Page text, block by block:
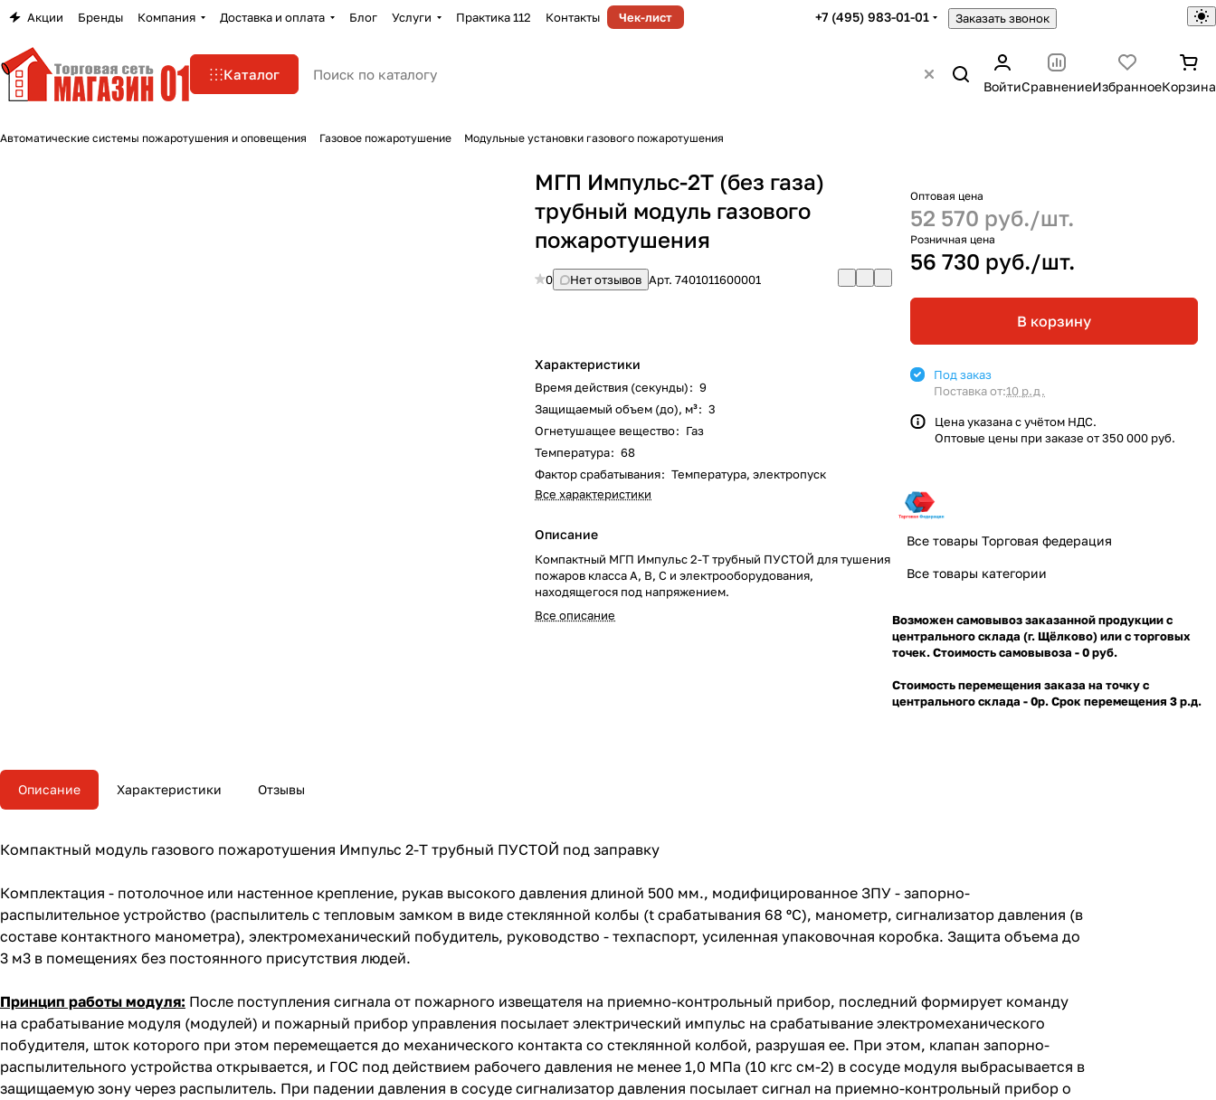
Акции Бренды Компания Доставка и оплата Блог Услуги Практика 112 Контакты Чек-лист +7 (495) 983-01-01 Заказать звонок
Каталог
ВойтиСравнениеИзбранноеКорзина
Автоматические системы пожаротушения и оповещения Газовое пожаротушение Модульные установки газового пожаротушения
МГП Импульс-2Т (без газа)
трубный модуль газового
пожаротушения
0 Нет отзывов Арт.7401011600001
Характеристики
Время действия (секунды): 9
Защищаемый объем (до), м³: 3
Огнетушащее вещество: Газ
Температура: 68
Фактор срабатывания: Температура, электропуск
Все характеристики
Описание
Компактный МГП Импульс 2-Т трубный ПУСТОЙ для тушения
пожаров класса А, В, С и электрооборудования,
находящегося под напряжением.
Все описание
Оптовая цена
52 570 руб./шт.
Розничная цена
56 730 руб./шт.
В корзину
Под заказ
Поставка от:10 р.д.
Цена указана с учётом НДС.
Оптовые цены при заказе от 350 000 руб.
Все товары Торговая федерация
Все товары категории
Возможен самовывоз заказанной продукции с
центрального склада (г. Щёлково) или с торговых
точек. Стоимость самовывоза - 0 руб.
Стоимость перемещения заказа на точку с
центрального склада - 0р. Срок перемещения 3 р.д.
Описание Характеристики Отзывы
Компактный модуль газового пожаротушения Импульс 2-Т трубный ПУСТОЙ под заправку
Комплектация - потолочное или настенное крепление, рукав высокого давления длиной 500 мм., модифицированное ЗПУ - запорно-
распылительное устройство (распылитель с тепловым замком в виде стеклянной колбы (t срабатывания 68 ºС), манометр, сигнализатор давления (в
составе контактного манометра), электромеханический побудитель, руководство - техпаспорт, усиленная упаковочная коробка. Защита объема до
3 м3 в помещениях без постоянного присутствия людей.
Принцип работы модуля: После поступления сигнала от пожарного извещателя на приемно-контрольный прибор, последний формирует команду
на срабатывание модуля (модулей) и пожарный прибор управления посылает электрический импульс на срабатывание электромеханического
побудителя, шток которого при этом перемещается до механического контакта со стеклянной колбой, разрушая ее. При этом, клапан запорно-
распылительного устройства открывается, и ГОС под действием рабочего давления не менее 1,0 МПа (10 кгс см-2) в сосуде модуля выбрасывается в
защищаемую зону через распылитель. При падении давления в сосуде сигнализатор давления посылает сигнал на приемно-контрольный прибор о